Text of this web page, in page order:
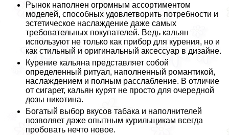
Рынок наполнен огромным ассортиментом
моделей, способных удовлетворить потребности и
эстетическое наслаждение даже самых
требовательных покупателей. Ведь кальян
используют не только как прибор для курения, но и
как стильный и оригинальный аксессуар в дизайне.
Курение кальяна представляет собой
определенный ритуал, наполненный романтикой,
наслаждением и полным расслабление. В отличие
от сигарет, кальян курят не просто для очередной
дозы никотина.
Богатый выбор вкусов табака и наполнителей
позволяет даже опытным курильщикам всегда
пробовать нечто новое.